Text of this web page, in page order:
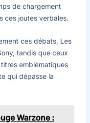
de chargement
ces joutes verbales.
ces débats. Les
tandis que ceux
emblématiques
qui dépasse la
Warzone :